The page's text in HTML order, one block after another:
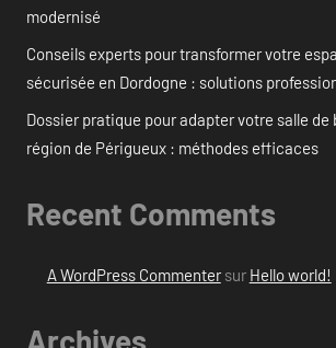
modernisé
Conseils experts pour transformer votre
sécurisée en Dordogne : solutions
Dossier pratique pour adapter votre salle de
région de Périgueux : méthodes efficaces
Recent Comments
A WordPress Commentersur Hello world!
Archives